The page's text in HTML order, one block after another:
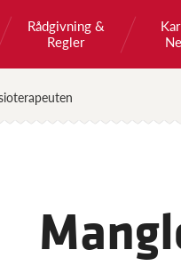
Rådgivning &
Regler